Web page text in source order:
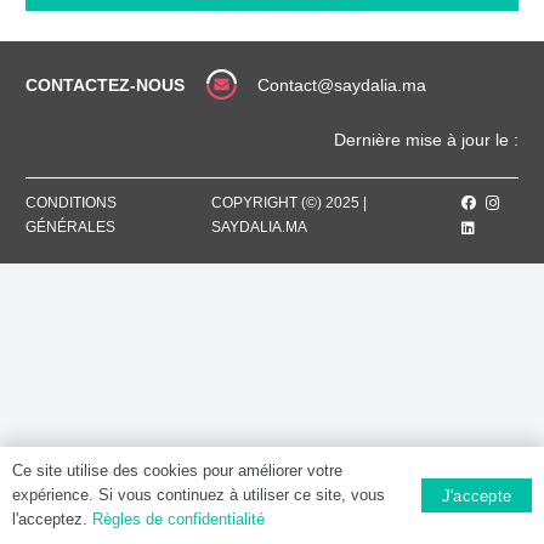
CONTACTEZ-NOUS Contact@saydalia.ma
Dernière mise à jour le :
CONDITIONS
GÉNÉRALES
COPYRIGHT (©) 2025 |
SAYDALIA.MA
Ce site utilise des cookies pour améliorer votre
expérience. Si vous continuez à utiliser ce site, vous
l'acceptez. Règles de confidentialité
J'accepte